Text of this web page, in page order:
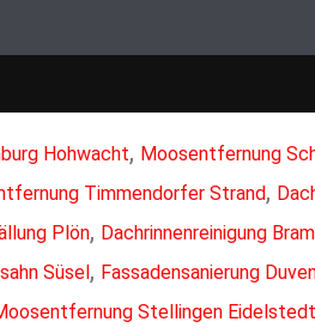
Hohwacht, Moosentfernung
Timmendorfer Strand,
Plön, Dachrinnenreinigung
Süsel, Fassadensanierung
Stellingen